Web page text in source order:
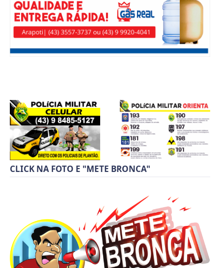
CLICK NA FOTO E "METE BRONCA"